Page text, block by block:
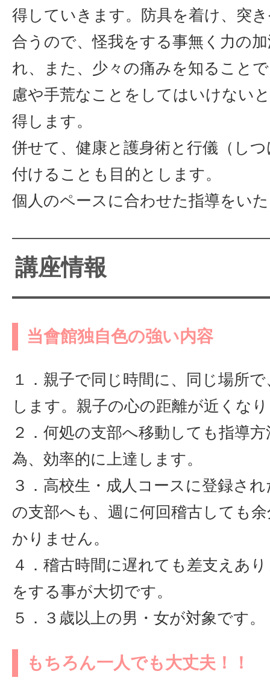
得していきます。防具を着け、突
合うので、怪我をする事無く力の
れ、また、少々の痛みを知ること
慮や手荒なことをしてはいけない
得します。
併せて、健康と護身術と行儀（し
付けることも目的とします。
個人のペースに合わせた指導をい
講座情報
当會館独自色の強い内容
１．親子で同じ時間に、同じ場所
します。親子の心の距離が近くな
２．何処の支部へ移動しても指導
為、効率的に上達します。
３．高校生・成人コースに登録さ
の支部へも、週に何回稽古しても
かりません。
４．稽古時間に遅れても差支えあ
をする事が大切です。
５．３歳以上の男・女が対象です。
もちろん一人でも大丈夫！！